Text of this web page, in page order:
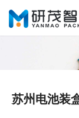
苏州电池装